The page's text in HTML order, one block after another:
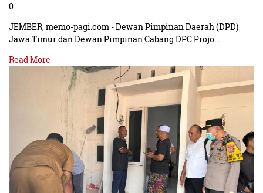
0
JEMBER, memo-pagi.com - Dewan Pimpinan Daerah (DPD)
Jawa Timur dan Dewan Pimpinan Cabang DPC Projo…
Read More